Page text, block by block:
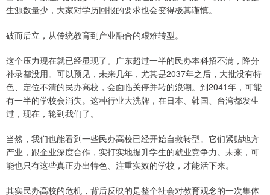
生源数量少，大家对学历回报的要求也会变得极其谨慎。
破而后立，从传统教育到产业融合的艰难转型。
这个压力现在就已经显现了。广东超过一半的民办本科招不满，降分
补录都没用。可以预见，未来几年，尤其是2037年之后，大批没有特
色、定位不清的民办高校，会面临关停并转的浪潮。到2041年，可能
有一半的学校会消失。这种行业大洗牌，在日本、韩国、台湾都发生
过，现在，轮到我们了。
当然，我们也能看到一些民办高校已经开始自救转型。它们紧贴地方
产业，跟企业深度合作，实打实地提升学生的就业竞争力。未来，可
能也只有这些真正办出特色、注重实效的学校，才能活下来。
其实民办高校的危机，背后反映的是整个社会对教育观念的一次集体